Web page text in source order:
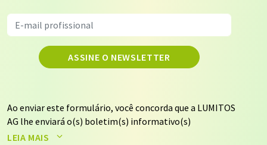
ASSINE O NEWSLETTER
Ao enviar este formulário, você concorda que a LUMITOS
AG lhe enviará o(s) boletim(s) informativo(s)
selecionado(s) acima por e-mail. Seus dados não serão
LEIA MAIS